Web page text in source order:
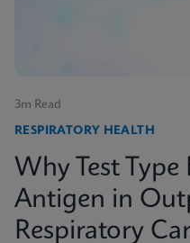
3m Read
RESPIRATORY HEALTH
Why Test Type
Antigen in
Respiratory